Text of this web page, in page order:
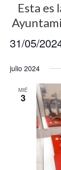
Esta es
31/05/
julio 2024
MIÉ
3